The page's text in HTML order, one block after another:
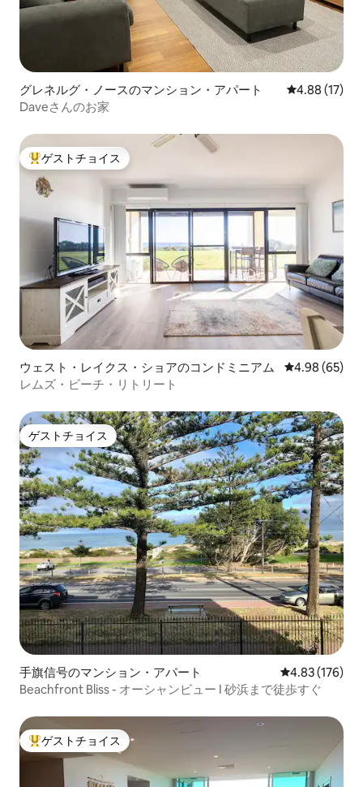
グレネルグ・ノースのマンション・アパート レビュー17
4.88 (17)
Daveさんのお家
大好評のゲストチョイスです。
ゲストチョイス
ウェスト・レイクス・ショアのコンドミニアム レビュー65
4.98 (65)
レムズ・ビーチ・リトリート
ゲストチョイス
ゲストチョイス
手旗信号のマンション・アパート レビュー176
4.83 (176)
Beachfront Bliss - オーシャンビュー I 砂浜まで徒歩すぐ
大好評のゲストチョイスです。
ゲストチョイス